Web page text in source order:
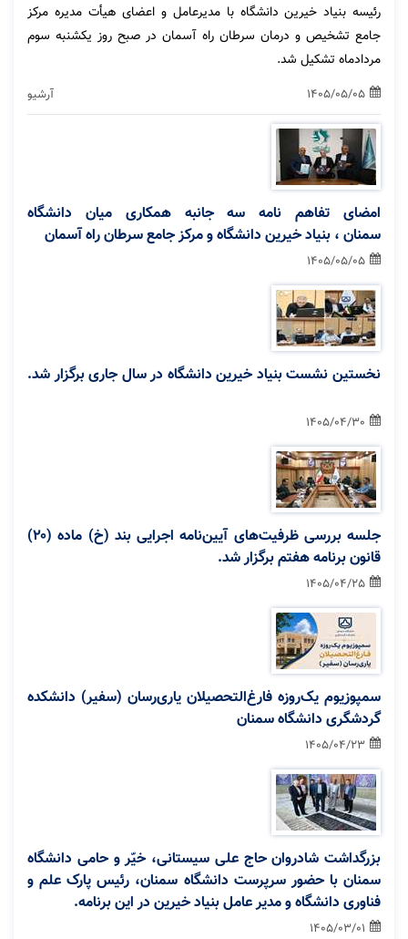
رئیسه بنیاد خیرین دانشگاه با مدیرعامل و اعضای هیأت مدیره مرکز
جامع تشخیص و درمان سرطان راه آسمان در صبح روز یکشنبه سوم
مردادماه تشکیل شد.
1405/05/05 آرشیو
امضای تفاهم نامه سه جانبه همکاری میان دانشگاه
سمنان ، بنیاد خیرین دانشگاه و مرکز جامع سرطان راه آسمان
1405/05/05
نخستین نشست بنیاد خیرین دانشگاه در سال جاری برگزار شد.
1405/04/30
جلسه بررسی ظرفیت‌های آیین‌نامه اجرایی بند (خ) ماده (۲۰)
قانون برنامه هفتم برگزار شد.
1405/04/25
سمپوزیوم یک‌روزه فارغ‌التحصیلان یاری‌رسان (سفیر) دانشکده
گردشگری دانشگاه سمنان
1405/04/23
بزرگداشت شادروان حاج علی سیستانی، خیّر و حامی دانشگاه
سمنان با حضور سرپرست دانشگاه سمنان، رئیس پارک علم و
فناوری دانشگاه و مدیر عامل بنیاد خیرین در این برنامه.
1405/03/01